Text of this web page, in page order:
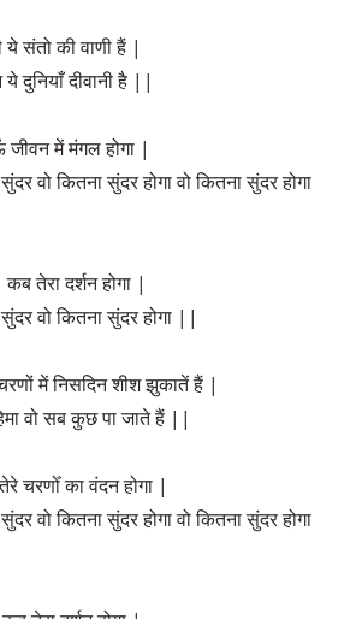
ये संतो की वाणी हैं |
दुनियाँ दीवानी है ||
जीवन में मंगल होगा |
वो कितना सुंदर होगा वो कितना सुंदर होगा
कब तेरा दर्शन होगा |
वो कितना सुंदर होगा ||
में निसदिन शीश झुकातें हैं |
वो सब कुछ पा जाते हैं ||
चरणोँ का वंदन होगा |
वो कितना सुंदर होगा वो कितना सुंदर होगा